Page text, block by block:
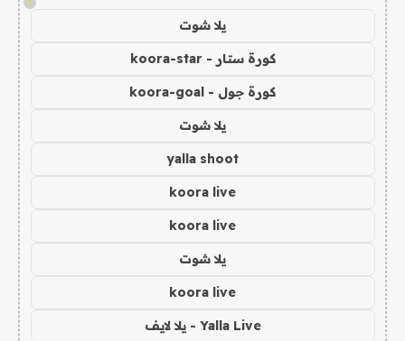
يلا شوت
كورة ستار - koora-star
كورة جول - koora-goal
يلا شوت
yalla shoot
koora live
koora live
يلا شوت
koora live
Yalla Live - يلا لايف